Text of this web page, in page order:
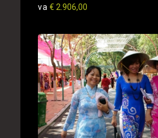
va € 2.906,00